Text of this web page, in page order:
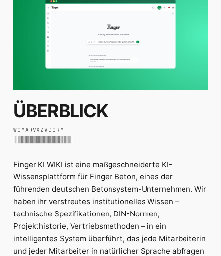
ÜBERBLICK
WG MA )VX ZV D O R M +
Finger KI WIKI ist eine maßgeschneiderte KI-
Wissensplattform für Finger Beton, eines der
führenden deutschen Betonsystem-Unternehmen. Wir
haben ihr verstreutes institutionelles Wissen –
technische Spezifikationen, DIN-Normen,
Projekthistorie, Vertriebsmethoden – in ein
intelligentes System überführt, das jede Mitarbeiterin
und jeder Mitarbeiter in natürlicher Sprache abfragen